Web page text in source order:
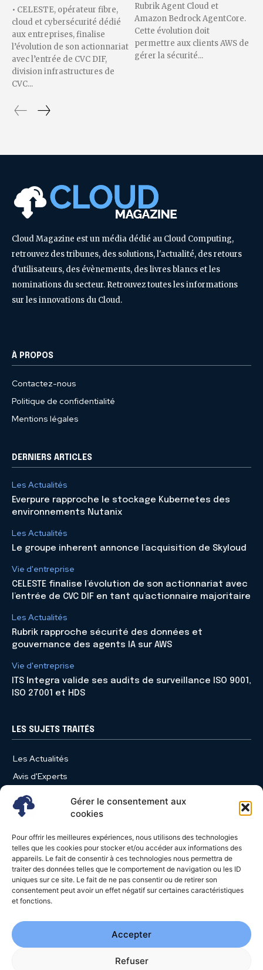
Gérer le consentement aux
cookies
Pour offrir les meilleures expériences, nous utilisons des technologies
telles que les cookies pour stocker et/ou accéder aux informations des
appareils. Le fait de consentir à ces technologies nous permettra de
traiter des données telles que le comportement de navigation ou les ID
uniques sur ce site. Le fait de ne pas consentir ou de retirer son
consentement peut avoir un effet négatif sur certaines caractéristiques
et fonctions.
Accepter
Refuser
• CELESTE, opérateur fibre,
cloud et cybersécurité dédié
aux entreprises, finalise
l’évolution de son actionnariat
avec l’entrée de CVC DIF,
division infrastructures de
CVC...
Rubrik Agent Cloud et
Amazon Bedrock AgentCore.
Cette évolution doit
permettre aux clients AWS de
gérer la sécurité...
Cloud Magazine est un média dédié au Cloud Computing,
retrouvez des tribunes, des solutions, l'actualité, des retours
d'utilisateurs, des évènements, des livres blancs et les
nominations du secteur. Retrouvez toutes les informations
sur les innovations du Cloud.
À PROPOS
Contactez-nous
Politique de confidentialité
Mentions légales
DERNIERS ARTICLES
Les Actualités
Everpure rapproche le stockage Kubernetes des
environnements Nutanix
Les Actualités
Le groupe inherent annonce l’acquisition de Skyloud
Vie d'entreprise
CELESTE finalise l’évolution de son actionnariat avec
l’entrée de CVC DIF en tant qu’actionnaire majoritaire
Les Actualités
Rubrik rapproche sécurité des données et
gouvernance des agents IA sur AWS
Vie d'entreprise
ITS Integra valide ses audits de surveillance ISO 9001,
ISO 27001 et HDS
LES SUJETS TRAITÉS
Les Actualités
Avis d'Experts
Produits et Services
Vie d'entreprise
Nominations
Études
Évènements
Video News